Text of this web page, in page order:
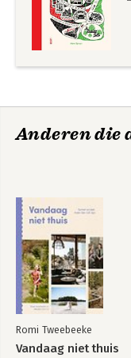
Anderen die
Romi Tweebeeke
Vandaag niet thuis